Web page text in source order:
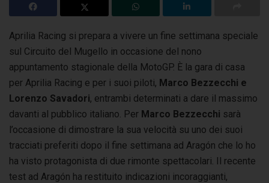
Aprilia Racing si prepara a vivere un fine settimana speciale
sul Circuito del Mugello in occasione del nono
appuntamento stagionale della MotoGP. È la gara di casa
per Aprilia Racing e per i suoi piloti, Marco Bezzecchi e
Lorenzo Savadori, entrambi determinati a dare il massimo
davanti al pubblico italiano. Per Marco Bezzecchi sarà
l’occasione di dimostrare la sua velocità su uno dei suoi
tracciati preferiti dopo il fine settimana ad Aragón che lo ho
ha visto protagonista di due rimonte spettacolari. Il recente
test ad Aragón ha restituito indicazioni incoraggianti,